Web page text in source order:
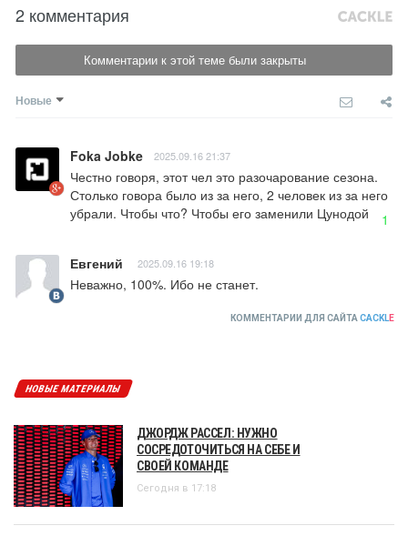
2 комментария
Комментарии к этой теме были закрыты
Новые
Foka Jobke 2025.09.16 21:37
Честно говоря, этот чел это разочарование сезона.
Столько говора было из за него, 2 человек из за него
убрали. Чтобы что? Чтобы его заменили Цунодой
1
Евгений 2025.09.16 19:18
Неважно, 100%. Ибо не станет.
КОММЕНТАРИИ ДЛЯ САЙТА CACKLE
НОВЫЕ МАТЕРИАЛЫ
ДЖОРДЖ РАССЕЛ: НУЖНО
СОСРЕДОТОЧИТЬСЯ НА СЕБЕ И
СВОЕЙ КОМАНДЕ
Сегодня в 17:18